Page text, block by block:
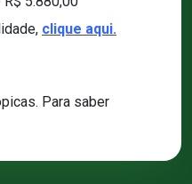
clique aqui.
Para saber